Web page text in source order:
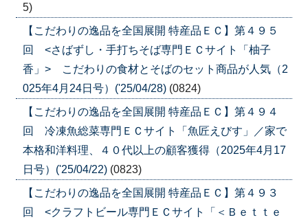
5)
【こだわりの逸品を全国展開 特産品ＥＣ】第４９５
回 <さばずし・手打ちそば専門ＥＣサイト「柚子
香」> こだわりの食材とそばのセット商品が人気（2
025年4月24日号）('25/04/28) (0824)
【こだわりの逸品を全国展開 特産品ＥＣ】第４９４
回 冷凍魚総菜専門ＥＣサイト「魚匠えびす」／家で
本格和洋料理、４０代以上の顧客獲得（2025年4月17
日号）('25/04/22) (0823)
【こだわりの逸品を全国展開 特産品ＥＣ】第４９３
回 <クラフトビール専門ＥＣサイト「＜Ｂｅｔｔｅ